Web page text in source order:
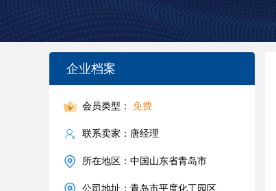
企业档案
会员类型： 免费
联系卖家：唐经理
所在地区：中国山东省青岛市
公司地址：青岛市平度化工园区